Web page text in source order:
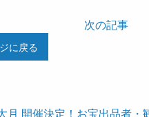
次の記事
に戻る